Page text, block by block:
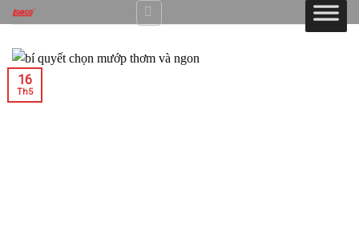
Skip
to
content
16
Th5